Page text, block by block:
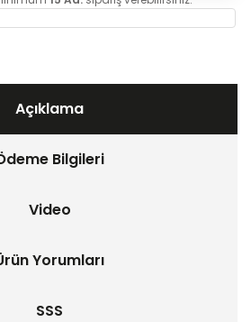
Açıklama
Bilgileri
Video
Yorumları
SSS